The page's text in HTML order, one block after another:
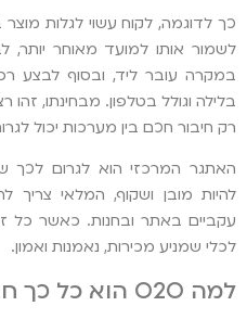
כך לדוגמה, לקוח עשוי לגלות
לשמור אותו למועד מאוחר יותר,
במקרה עובר ליד, ובסוף לבצע
בלילה וגולל בטלפון. מבחינתו,
רק חיבור חכם בין מערכות יכול
האתגר המרכזי הוא לגרום לכך
להיות מובן ושקוף, המלאי צריך
לכלי שמניע מכירות, נאמנות ואמון.
למה O2O הוא כל כך חיוני היום?